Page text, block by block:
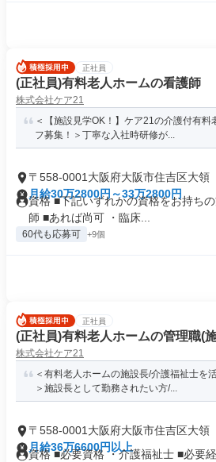
正社員
(正社員)有料老人ホームの看護師
株式会社ケア21
＜【施設見学OK！】ケア21の介護付有料
フ募集！＞丁寧な入社時研修が...
〒558-0001大阪府大阪市住吉区大領
月給30万2800円～33万2800円
資格 ■下記いずれかの資格をお持ち
師 ■あれば尚可 ・臨床...
60代も応募可 +9個
正社員
(正社員)有料老人ホームの管理職(
株式会社ケア21
＜有料老人ホームの施設長/介護福祉士を
＞施設長として勤務されたい方/...
〒558-0001大阪府大阪市住吉区大領
月給36万6600円以上
資格 ■必要資格 ・介護福祉士 ■必要